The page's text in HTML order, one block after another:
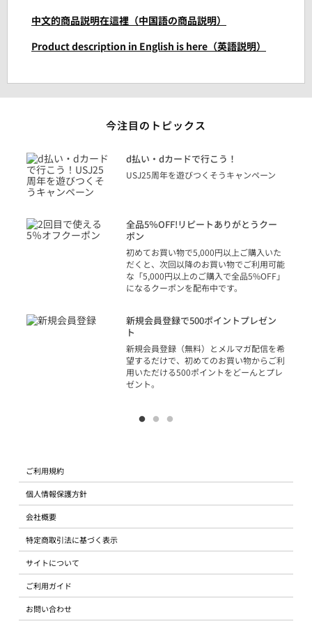
中文的商品説明在這裡（中国語の商品説明）
Product description in English is here（英語説明）
今注目のトピックス
d払い・dカードで行こう！
USJ25周年を遊びつくそうキャンペーン
全品5％OFF!リピートありがとうクー
ポン
初めてお買い物で5,000円以上ご購入いた
だくと、次回以降のお買い物でご利用可能
な「5,000円以上のご購入で全品5%OFF」
になるクーポンを配布中です。
新規会員登録で500ポイントプレゼン
ト
新規会員登録（無料）とメルマガ配信を希
望するだけで、初めてのお買い物からご利
用いただける500ポイントをどーんとプレ
ゼント。
ご利用規約
個人情報保護方針
会社概要
特定商取引法に基づく表示
サイトについて
ご利用ガイド
お問い合わせ